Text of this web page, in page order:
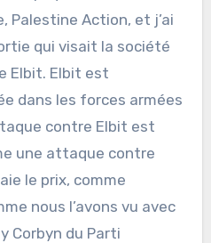
Palestine Action, et j’ai
qui visait la société
Elbit. Elbit est
dans les forces armées
contre Elbit est
une attaque contre
le prix, comme
nous l’avons vu avec
Corbyn du Parti